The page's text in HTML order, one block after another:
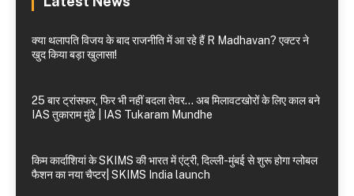
क्या थलापति विजय के बाद राजनीति में आ रहे हैं R Madhavan? एक्टर ने
खुद किया बड़ा खुलासा!
25 बार ट्रांसफर, फिर भी नहीं बदला तेवर… अब मिलावटखोरों के लिए काल बने
IAS तुकाराम मुंढे | IAS Tukaram Mundhe
किम कार्दाशियां के SKIMS की भारत में एंट्री, दिल्ली-मुंबई से शुरू होगा ग्लोबल
फैशन का नया चैप्टर| SKIMS India launch